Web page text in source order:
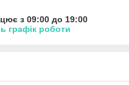
з 09:00 до 19:00
графік роботи